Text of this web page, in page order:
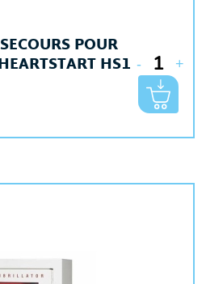
POUR
HS1 - +